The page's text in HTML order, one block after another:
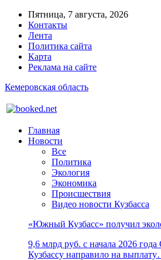
Пятница, 7 августа, 2026
Контакты
Лента
Политика сайта
Карта
Реклама на сайте
Кемеровская область
Главная
Новости
Все
Политика
Экология
Экономика
Происшествия
Видео новости Кузбасса
«Южный Кузбасс» получил
9,6 млрд руб. с начала 2026
Кузбассу направило на